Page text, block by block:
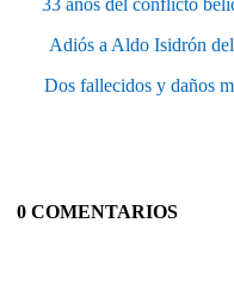
Adiós a Aldo Isidrón
Dos fallecidos y daños
0 COMENTARIOS